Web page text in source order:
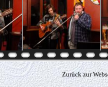
Zurück zur